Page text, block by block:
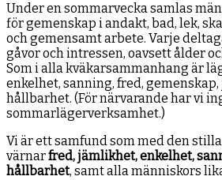
Under en sommarvecka samlas
för gemenskap i andakt, bad, lek,
och gemensamt arbete. Varje
gåvor och intressen, oavsett ålder
Som i alla kväkarsammanhang är
enkelhet, sanning, fred,
hållbarhet. (För närvarande har vi
sommarlägerverksamhet.)
Vi är ett samfund som med den
värnarfred, jämlikhet, enkelhet,
hållbarhet, samt alla människors